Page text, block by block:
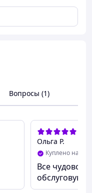
их замену
Новая Почта.
незабываемым!
Вопросы (1)
Ольга Р.
Куплено на
Все чудово я